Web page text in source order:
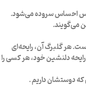
احساس سروده می‌شود.
می‌گویند.
هر گلبرگ آن، رایحه‌ای
دلنشین خود، هر کسی را
دوستشان داریم .